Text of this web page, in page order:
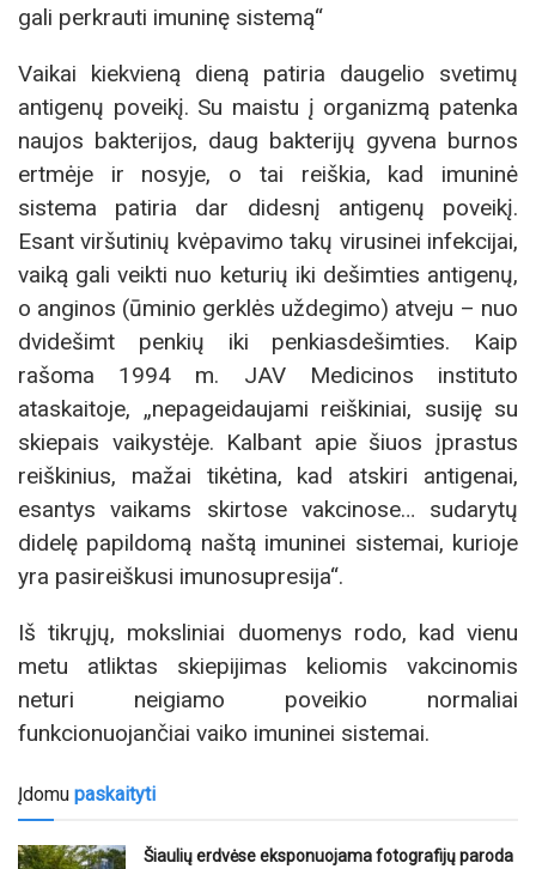
gali perkrauti imuninę sistemą“
Vaikai kiekvieną dieną patiria daugelio svetimų
antigenų poveikį. Su maistu į organizmą patenka
naujos bakterijos, daug bakterijų gyvena burnos
ertmėje ir nosyje, o tai reiškia, kad imuninė
sistema patiria dar didesnį antigenų poveikį.
Esant viršutinių kvėpavimo takų virusinei infekcijai,
vaiką gali veikti nuo keturių iki dešimties antigenų,
o anginos (ūminio gerklės uždegimo) atveju – nuo
dvidešimt penkių iki penkiasdešimties. Kaip
rašoma 1994 m. JAV Medicinos instituto
ataskaitoje, „nepageidaujami reiškiniai, susiję su
skiepais vaikystėje. Kalbant apie šiuos įprastus
reiškinius, mažai tikėtina, kad atskiri antigenai,
esantys vaikams skirtose vakcinose… sudarytų
didelę papildomą naštą imuninei sistemai, kurioje
yra pasireiškusi imunosupresija“.
Iš tikrųjų, moksliniai duomenys rodo, kad vienu
metu atliktas skiepijimas keliomis vakcinomis
neturi neigiamo poveikio normaliai
funkcionuojančiai vaiko imuninei sistemai.
Įdomu paskaityti
Šiaulių erdvėse eksponuojama fotografijų paroda